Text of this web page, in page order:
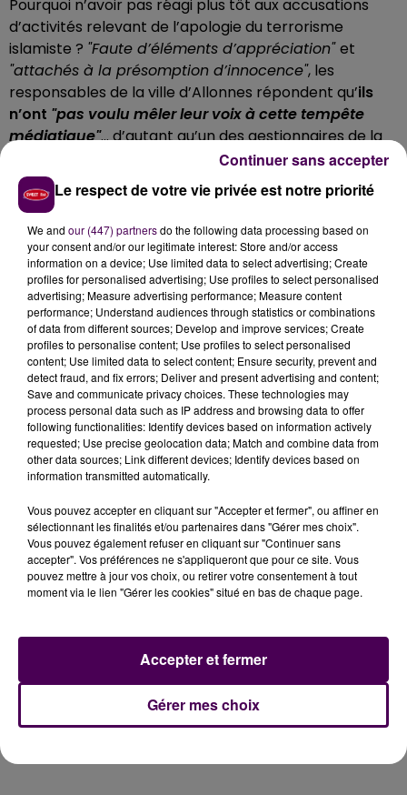
Pourquoi n’avoir pas réagi plus tôt aux accusations
d’activités relevant de l’apologie du terrorisme
islamiste ? "Faute d’éléments d’appréciation"et
"attachés à la présomption d’innocence", les
responsables de la ville d’Allonnes répondent qu’ils
n’ont "pas voulu mêler leur voix à cette tempête
médiatique"… d’autant qu’un des gestionnaires de la
mosquée se trouve être, par ailleurs, salarié de la
municipalité.
PAS DE RÉACTION DE L'ETAT
Dans son communiqué, la collectivité relève que
certains faits évoqués par la préfecture de la Sarthe
remontent à 2015 -des prêches au cours desquels on
se serait félicité de la tuerie de Charlie Hebdo- et
s’étonne de"n’avoir eu aucun signal d’alerte aussi
bien en local, que des services de l’Etat"à ce titre :
"Laisser perdurer des activités remettant en cause
les règles de notre République nous laisse
interrogateurs"lit-on.
QUE JUSTICE SOIT FAITE
La ville d’Allonnes demande"que la lumière soit faite
sur cette affaire avec transparence en respectant
les droits humains"et appelle à ce que"la justice
fasse son travail à la hauteur des faits s’ils sont
avérés"tout en émettant des doutes sur la démarche
l’arrêté préfectoral or nous nous interrogeons sur le
fait qu’à notre connaissance,personne n’ait été
entendu par la justice à ce jour".
Le respect de votre vie privée est notre priorité
We and our (447) partnersdo the following data processing based on
your consent and/or our legitimate interest: Store and/or access
information on a device; Use limited data to select advertising; Create
profiles for personalised advertising; Use profiles to select personalised
advertising; Measure advertising performance; Measure content
performance; Understand audiences through statistics or combinations
of data from different sources; Develop and improve services; Create
profiles to personalise content; Use profiles to select personalised
content; Use limited data to select content; Ensure security, prevent and
detect fraud, and fix errors; Deliver and present advertising and content;
Save and communicate privacy choices. These technologies may
process personal data such as IP address and browsing data to offer
following functionalities: Identify devices based on information actively
requested; Use precise geolocation data; Match and combine data from
other data sources; Link different devices; Identify devices based on
information transmitted automatically.
Vous pouvez accepter en cliquant sur "Accepter et fermer", ou affiner en
sélectionnant les finalités et/ou partenaires dans "Gérer mes choix".
Vous pouvez également refuser en cliquant sur "Continuer sans
accepter". Vos préférences ne s'appliqueront que pour ce site. Vous
pouvez mettre à jour vos choix, ou retirer votre consentement à tout
moment via le lien "Gérer les cookies" situé en bas de chaque page.
Gérer mes choix
Accepter et fermer
Continuer sans accepter